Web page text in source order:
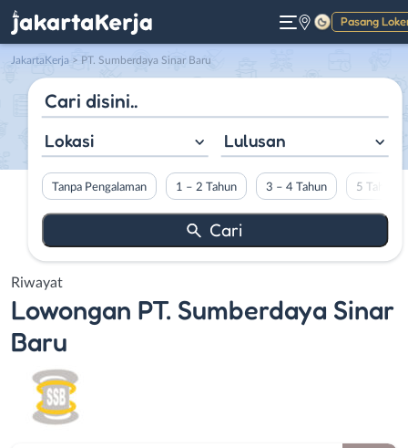
Pasang
Gelap
JakartaKerja > PT. Sumberdaya Sinar Baru
Lokasi Lulusan
Tanpa Pengalaman 1 – 2 Tahun 3 – 4 Tahun 5 Tahun
Riwayat
Lowongan PT. Sumberdaya Sinar
Baru